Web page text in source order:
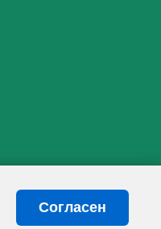
Согласен